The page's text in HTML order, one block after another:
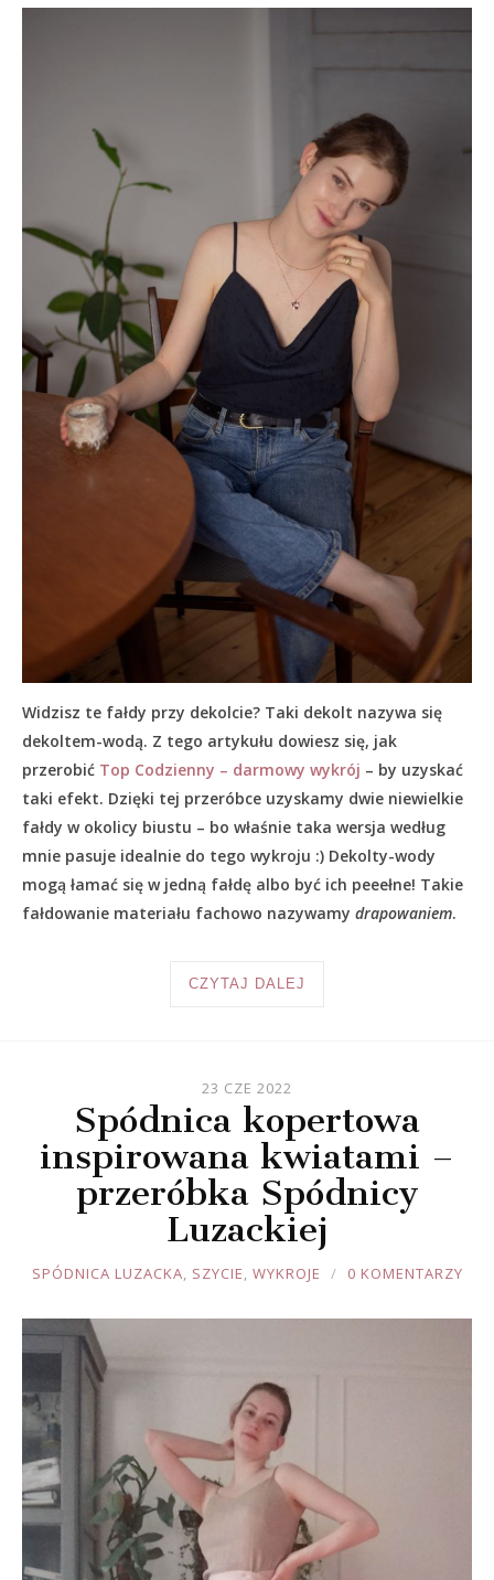
Widzisz te fałdy przy dekolcie? Taki dekolt nazywa się
dekoltem-wodą. Z tego artykułu dowiesz się, jak
przerobić Top Codzienny – darmowy wykrój – by uzyskać
taki efekt. Dzięki tej przeróbce uzyskamy dwie niewielkie
fałdy w okolicy biustu – bo właśnie taka wersja według
mnie pasuje idealnie do tego wykroju :) Dekolty-wody
mogą łamać się w jedną fałdę albo być ich peeełne! Takie
fałdowanie materiału fachowo nazywamy drapowaniem.
CZYTAJ DALEJ
23 CZE 2022
Spódnica kopertowa
inspirowana kwiatami –
przeróbka Spódnicy
Luzackiej
JOULE
SPÓDNICA LUZACKA, SZYCIE, WYKROJE 0 KOMENTARZY